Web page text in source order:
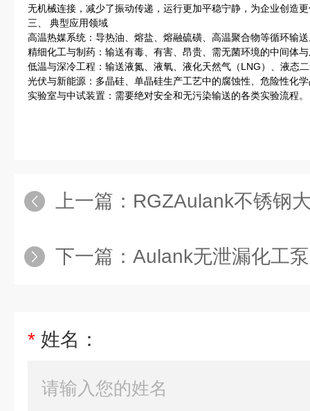
无机械连接，减少了振动传递，运行更加平稳宁静，为企业创造
三、 典型应用领域
高温热媒系统：导热油、熔盐、熔融硫磺、高温聚合物等循环输
精细化工与制药：输送有毒、有害、昂贵、需无菌环境的中间体
低温与深冷工程：输送液氮、液氧、液化天然气（LNG）、液态
光伏与新能源：多晶硅、单晶硅生产工艺中的腐蚀性、危险性化
实验室与中试装置：需要绝对安全和无污染输送的各类实验流程。
上一篇： RGZAulank不锈钢
下一篇： Aulank无泄漏化工泵
* 姓名：